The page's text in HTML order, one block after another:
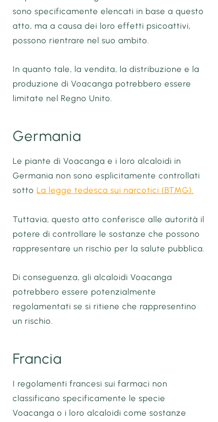
sono specificamente elencati in base a questo
atto, ma a causa dei loro effetti psicoattivi,
possono rientrare nel suo ambito.
In quanto tale, la vendita, la distribuzione e la
produzione di Voacanga potrebbero essere
limitate nel Regno Unito.
Germania
Le piante di Voacanga e i loro alcaloidi in
Germania non sono esplicitamente controllati
sotto La legge tedesca sui narcotici (BTMG).
Tuttavia, questo atto conferisce alle autorità il
potere di controllare le sostanze che possono
rappresentare un rischio per la salute pubblica.
Di conseguenza, gli alcaloidi Voacanga
potrebbero essere potenzialmente
regolamentati se si ritiene che rappresentino
un rischio.
Francia
I regolamenti francesi sui farmaci non
classificano specificamente le specie
Voacanga o i loro alcaloidi come sostanze